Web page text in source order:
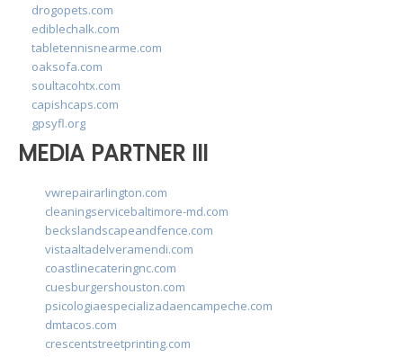
drogopets.com
ediblechalk.com
tabletennisnearme.com
oaksofa.com
soultacohtx.com
capishcaps.com
gpsyfl.org
MEDIA PARTNER III
vwrepairarlington.com
cleaningservicebaltimore-md.com
beckslandscapeandfence.com
vistaaltadelveramendi.com
coastlinecateringnc.com
cuesburgershouston.com
psicologiaespecializadaencampeche.com
dmtacos.com
crescentstreetprinting.com